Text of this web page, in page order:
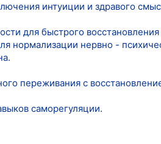
интуиции и здравого
для быстрого восстановления
нормализации нервно -
переживания с
саморегуляции.